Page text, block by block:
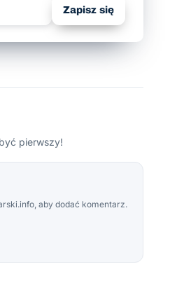
Zapisz się
pierwszy!
aby dodać komentarz.